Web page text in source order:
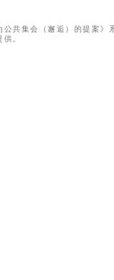
共集会（邂逅）的提案》
。